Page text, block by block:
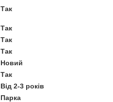
Так
Так
Так
Так
Новий
Так
Від 2-3 років
Парка